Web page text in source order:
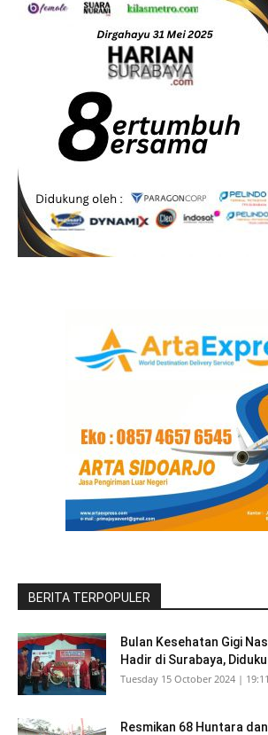
BERITA TERPOPULER
Bulan Kesehatan Gigi
Hadir di Surabaya,
Tuesday 15 October 2024 | 19:11
Resmikan 68 Huntara